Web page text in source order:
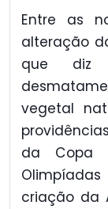
Entre as
alteração
que diz
vegetal
da Copa
criação da